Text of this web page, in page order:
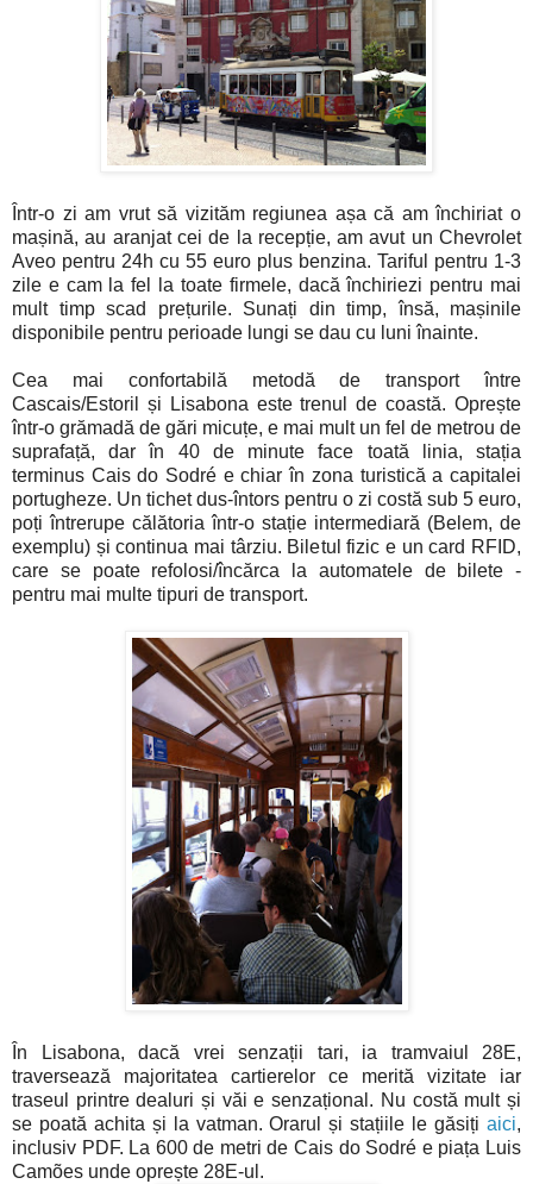
Într-o zi am vrut să vizităm regiunea așa că am închiriat o
mașină, au aranjat cei de la recepție, am avut un Chevrolet
Aveo pentru 24h cu 55 euro plus benzina. Tariful pentru 1-3
zile e cam la fel la toate firmele, dacă închiriezi pentru mai
mult timp scad prețurile. Sunați din timp, însă, mașinile
disponibile pentru perioade lungi se dau cu luni înainte.
Cea mai confortabilă metodă de transport între
Cascais/Estoril și Lisabona este trenul de coastă. Oprește
într-o grămadă de gări micuțe, e mai mult un fel de metrou de
suprafață, dar în 40 de minute face toată linia, stația
terminus Cais do Sodré e chiar în zona turistică a capitalei
portugheze. Un tichet dus-întors pentru o zi costă sub 5 euro,
poți întrerupe călătoria într-o stație intermediară (Belem, de
exemplu) și continua mai târziu. Biletul fizic e un card RFID,
care se poate refolosi/încărca la automatele de bilete -
pentru mai multe tipuri de transport.
În Lisabona, dacă vrei senzații tari, ia tramvaiul 28E,
traversează majoritatea cartierelor ce merită vizitate iar
traseul printre dealuri și văi e senzațional. Nu costă mult și
se poată achita și la vatman. Orarul și stațiile le găsiți aici,
inclusiv PDF. La 600 de metri de Cais do Sodré e piața Luis
Camões unde oprește 28E-ul.